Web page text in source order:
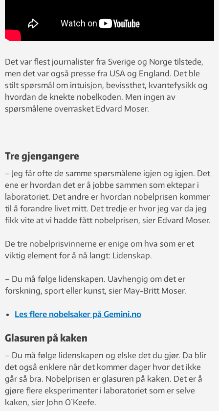
Det var flest journalister fra Sverige og Norge tilstede,
men det var også presse fra USA og England. Det ble
stilt spørsmål om intuisjon, bevissthet, kvantefysikk og
hvordan de knekte nobelkoden. Men ingen av
spørsmålene overrasket Edvard Moser.
Tre gjengangere
– Jeg får ofte de samme spørsmålene igjen og igjen. Det
ene er hvordan det er å jobbe sammen som ektepar i
laboratoriet. Det andre er hvordan nobelprisen kommer
til å forandre livet mitt. Det tredje er hvor jeg var da jeg
fikk vite at vi hadde fått nobelprisen, sier Edvard Moser.
De tre nobelprisvinnerne er enige om hva som er et
viktig element for å nå langt: Lidenskap.
– Du må følge lidenskapen. Uavhengig om det er
forskning, sport eller kunst, sier May-Britt Moser.
Les flere nobelsaker på Gemini.no
Glasuren på kaken
– Du må følge lidenskapen og elske det du gjør. Da blir
det også enklere når det kommer dager hvor det ikke
går så bra. Nobelprisen er glasuren på kaken. Det er å
gjøre flere eksperimenter i laboratoriet som er selve
kaken, sier John O`Keefe.